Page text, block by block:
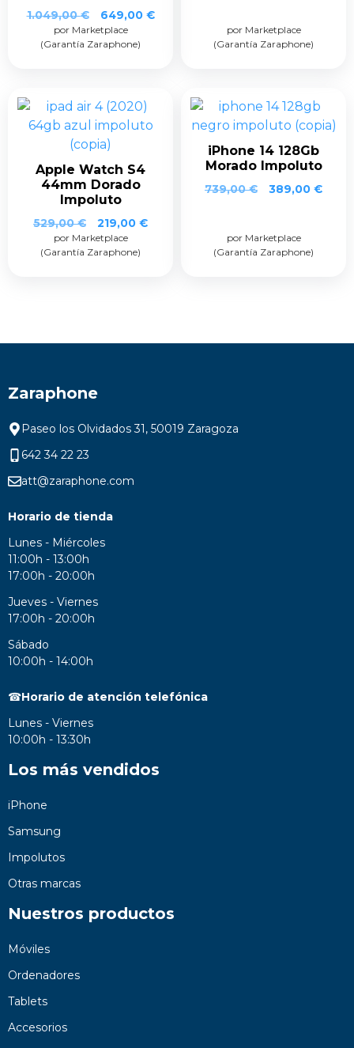
1.049,00€ 649,00 €
por Marketplace
(Garantía Zaraphone)
por Marketplace
(Garantía Zaraphone)
Apple Watch S4
44mm Dorado
Impoluto
529,00€ 219,00 €
por Marketplace
(Garantía Zaraphone)
iPhone 14 128Gb
Morado Impoluto
739,00€ 389,00 €
por Marketplace
(Garantía Zaraphone)
Zaraphone
Paseo los Olvidados 31, 50019 Zaragoza
642 34 22 23
att@zaraphone.com
Horario de tienda
Lunes - Miércoles
11:00h - 13:00h
17:00h - 20:00h
Jueves - Viernes
17:00h - 20:00h
Sábado
10:00h - 14:00h
☎Horario de atención telefónica
Lunes - Viernes
10:00h - 13:30h
Los más vendidos
iPhone
Samsung
Impolutos
Otras marcas
Nuestros productos
Móviles
Ordenadores
Tablets
Accesorios